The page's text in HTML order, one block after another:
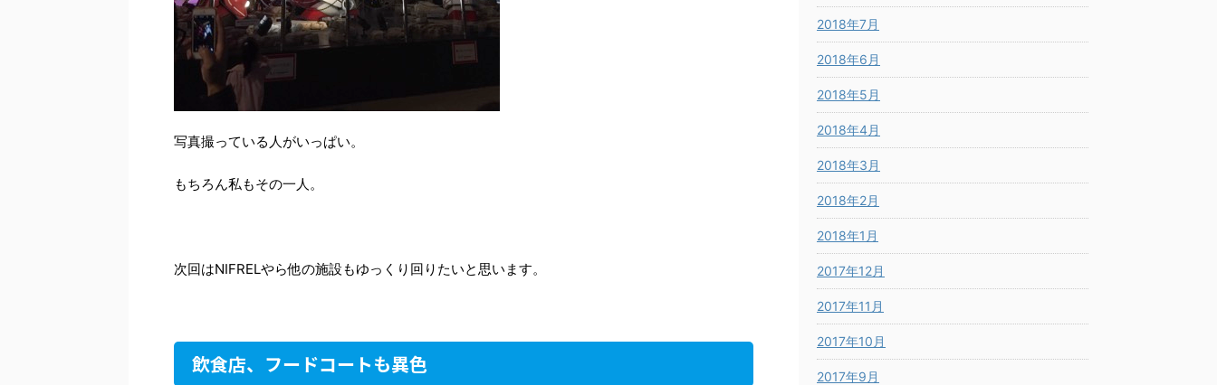
写真撮っている人がいっぱい。
もちろん私もその一人。
次回はNIFRELやら他の施設もゆっくり回りたいと思います。
飲食店、フードコートも異色
2018年7月
2018年6月
2018年5月
2018年4月
2018年3月
2018年2月
2018年1月
2017年12月
2017年11月
2017年10月
2017年9月